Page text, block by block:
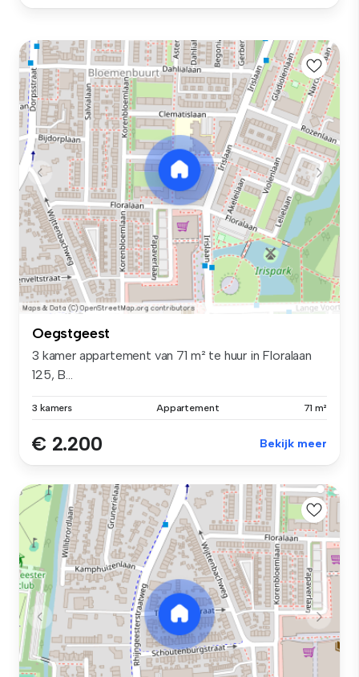
Oegstgeest
3 kamer appartement van 71 m² te huur in Floralaan
125, B...
3 kamers Appartement 71 m²
€ 2.200 Bekijk meer